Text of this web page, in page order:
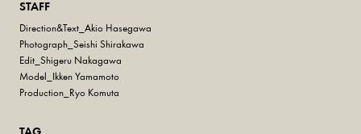
STAFF
Direction&Text_Akio Hasegawa
Photograph_Seishi Shirakawa
Edit_Shigeru Nakagawa
Model_Ikken Yamamoto
Production_Ryo Komuta